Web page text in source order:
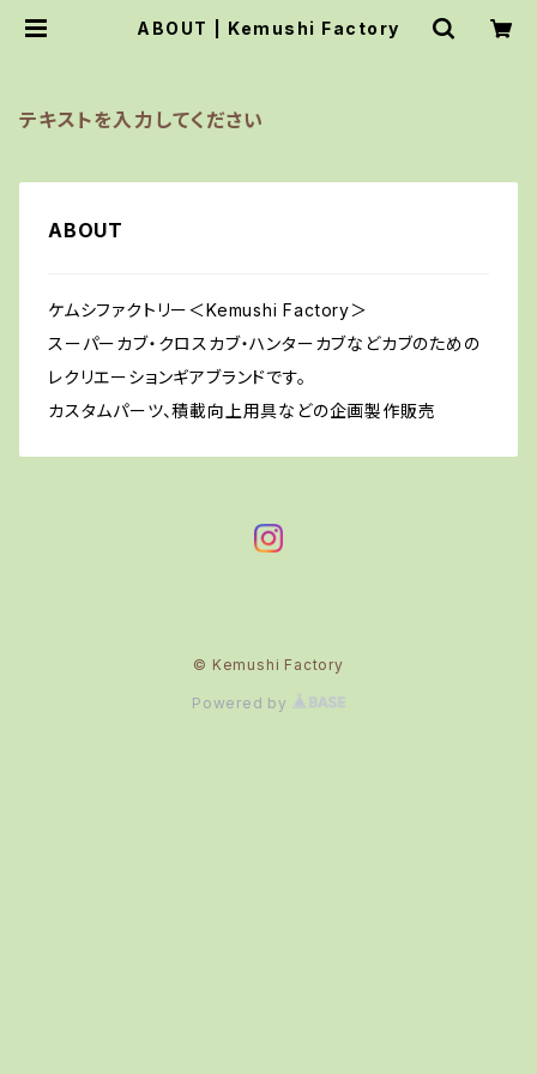
ABOUT | Kemushi Factory
テキストを入力してください
ABOUT
ケムシファクトリー＜Kemushi Factory＞
スーパーカブ・クロスカブ・ハンターカブなどカブのための
レクリエーションギアブランドです。
カスタムパーツ、積載向上用具などの企画製作販売
© Kemushi Factory
Powered by